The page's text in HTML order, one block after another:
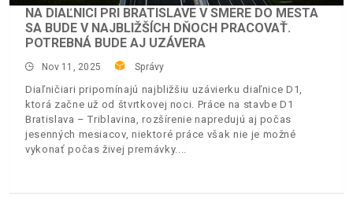
NA DIAĽNICI PRI BRATISLAVE V SMERE DO MESTA
SA BUDE V NAJBLIŽŠÍCH DŇOCH PRACOVAŤ.
POTREBNÁ BUDE AJ UZÁVERA
Nov 11, 2025 Správy
Diaľničiari pripomínajú najbližšiu uzávierku diaľnice D1,
ktorá začne už od štvrtkovej noci. Práce na stavbe D1
Bratislava – Triblavina, rozšírenie napredujú aj počas
jesenných mesiacov, niektoré práce však nie je možné
vykonať počas živej premávky.